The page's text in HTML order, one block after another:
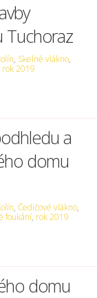
, Skelné vlákno,
rok 2019
a
domu
,Čedičové vlákno,
foukání, rok 2019
domu